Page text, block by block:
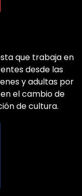
que trabaja en
desde las
y adultas por
el cambio de
de cultura.